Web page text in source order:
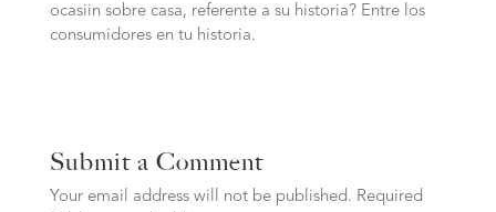
ocasiin sobre casa, referente a su historia? Entre los
consumidores en tu historia.
Submit a Comment
Your email address will not be published. Required